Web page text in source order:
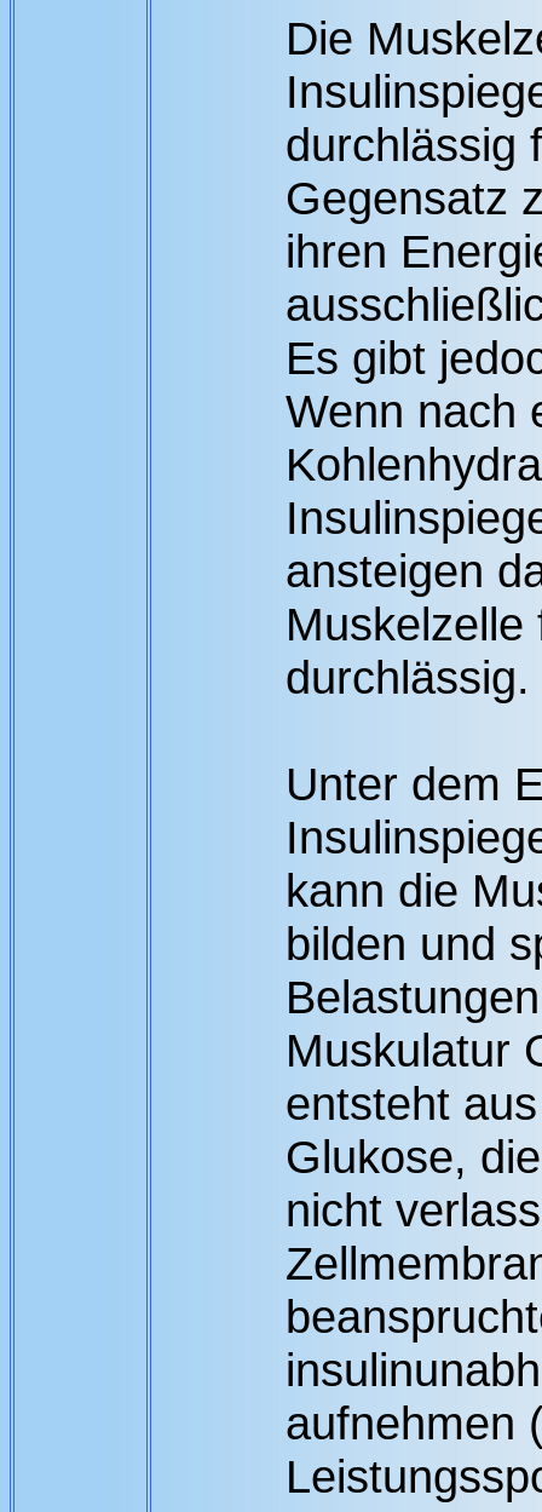
Die
durchlässig
Gegensatz
ihren
Es gibt
Wenn nach
ansteigen
durchlässig.
Unter dem
kann die
bilden und
Muskulatur
entsteht
Glukose,
nicht
aufnehmen